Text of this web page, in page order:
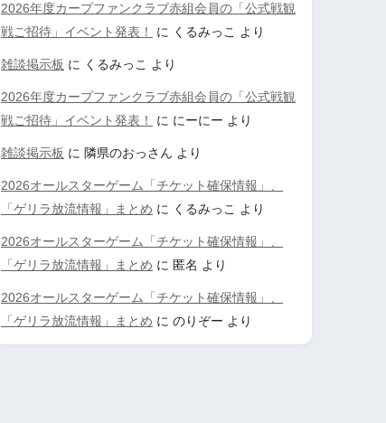
2026年度カープファンクラブ赤組会員の「公式戦観
戦ご招待」イベント発表！
に くるみっこ より
雑談掲示板 に くるみっこ より
2026年度カープファンクラブ赤組会員の「公式戦観
戦ご招待」イベント発表！
に にーにー より
雑談掲示板 に 隣県のおっさん より
2026オールスターゲーム「チケット確保情報」、
「ゲリラ放流情報」まとめ に くるみっこ より
2026オールスターゲーム「チケット確保情報」、
「ゲリラ放流情報」まとめ に 匿名 より
2026オールスターゲーム「チケット確保情報」、
「ゲリラ放流情報」まとめ に のりぞー より